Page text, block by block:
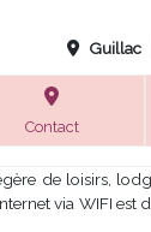
Guillac
Contact
de loisirs,
via WIFI est